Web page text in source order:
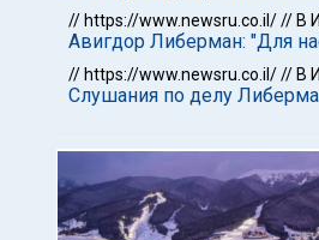
// https://www.newsru.co.il/// В
Авигдор Либерман: "Для
// https://www.newsru.co.il/// В
Слушания по делу